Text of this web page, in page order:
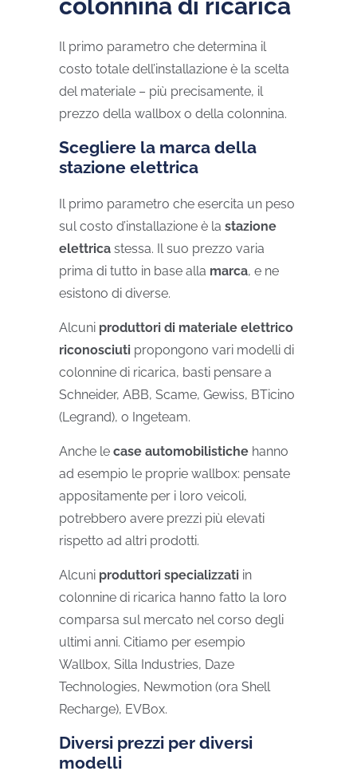
colonnina di ricarica
Il primo parametro che determina il
costo totale dell’installazione è la scelta
del materiale – più precisamente, il
prezzo della wallbox o della colonnina.
Scegliere la marca della
stazione elettrica
Il primo parametro che esercita un peso
sul costo d’installazione è la stazione
elettrica stessa. Il suo prezzo varia
prima di tutto in base alla marca, e ne
esistono di diverse.
Alcuni produttori di materiale elettrico
riconosciuti propongono vari modelli di
colonnine di ricarica, basti pensare a
Schneider, ABB, Scame, Gewiss, BTicino
(Legrand), o Ingeteam.
Anche le case automobilistiche hanno
ad esempio le proprie wallbox: pensate
appositamente per i loro veicoli,
potrebbero avere prezzi più elevati
rispetto ad altri prodotti.
Alcuni produttori specializzati in
colonnine di ricarica hanno fatto la loro
comparsa sul mercato nel corso degli
ultimi anni. Citiamo per esempio
Wallbox, Silla Industries, Daze
Technologies, Newmotion (ora Shell
Recharge), EVBox.
Diversi prezzi per diversi
modelli